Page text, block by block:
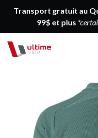
Transport gratuit au
99$ et plus